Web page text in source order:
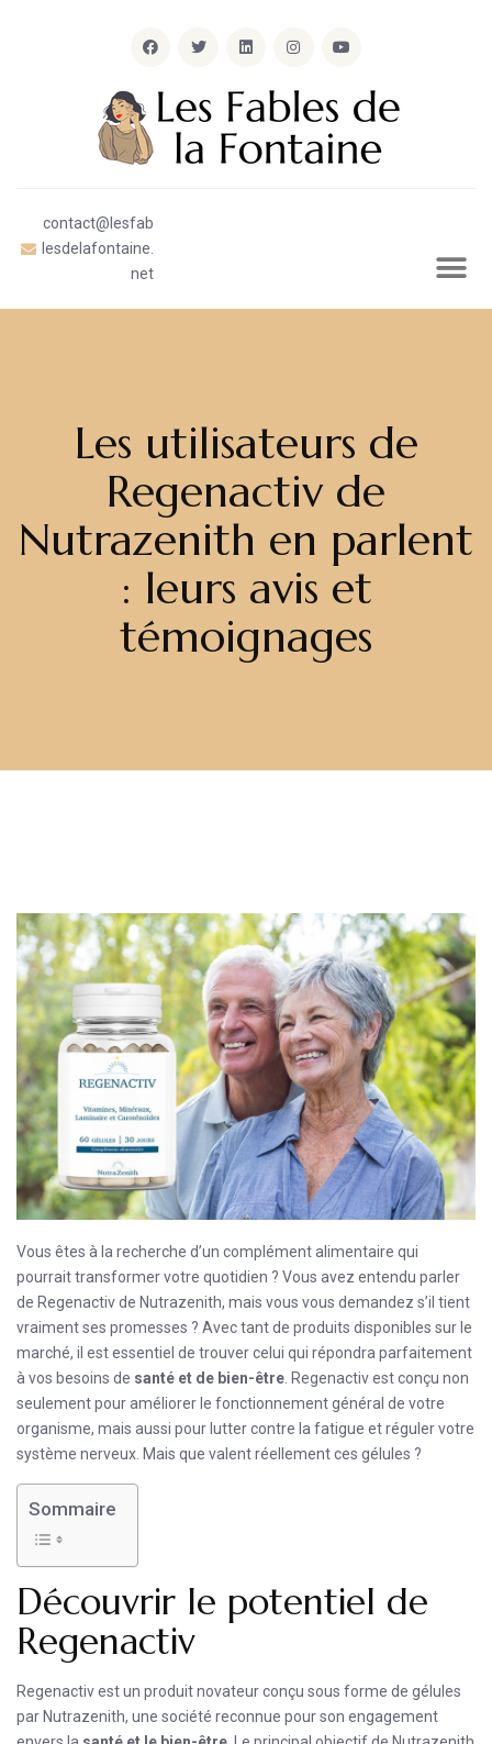
contact@lesfab
lesdelafontaine.
net
Les utilisateurs de
Regenactiv de
Nutrazenith en parlent
: leurs avis et
témoignages
Vous êtes à la recherche d’un complément alimentaire qui
pourrait transformer votre quotidien ? Vous avez entendu parler
de Regenactiv de Nutrazenith, mais vous vous demandez s’il tient
vraiment ses promesses ? Avec tant de produits disponibles sur le
marché, il est essentiel de trouver celui qui répondra parfaitement
à vos besoins de santé et de bien-être. Regenactiv est conçu non
seulement pour améliorer le fonctionnement général de votre
organisme, mais aussi pour lutter contre la fatigue et réguler votre
système nerveux. Mais que valent réellement ces gélules ?
Sommaire
Découvrir le potentiel de
Regenactiv
Regenactiv est un produit novateur conçu sous forme de gélules
par Nutrazenith, une société reconnue pour son engagement